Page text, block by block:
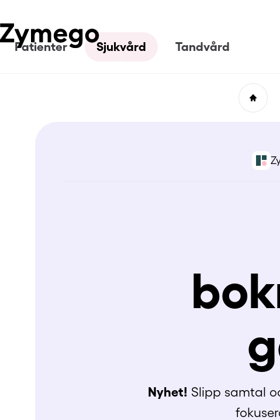
Patienter Sjukvård Tandvård
Nyhet! Slipp samtal